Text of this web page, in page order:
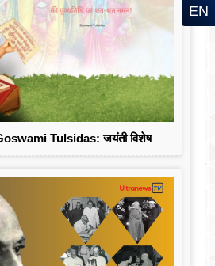
Goswami Tulsidas: जयंती विशेष
EN